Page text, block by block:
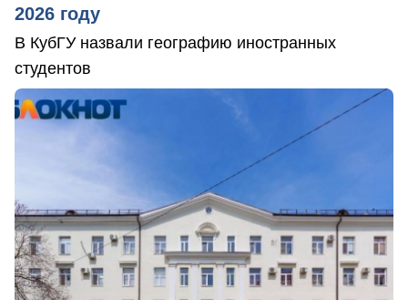
2026 году
В КубГУ назвали географию иностранных
студентов